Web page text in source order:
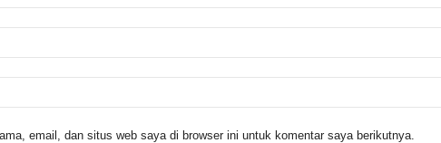
email, dan situs web saya di browser ini untuk komentar saya berikutnya.